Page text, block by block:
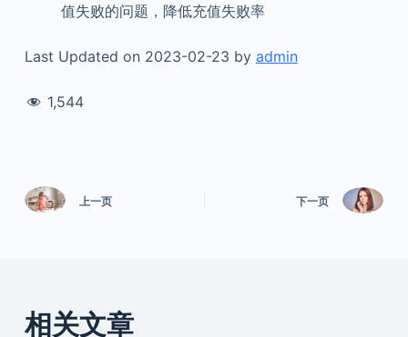
值失败的问题，降低充值失败率
Last Updated on 2023-02-23 by admin
1,544
上一页 下一页
相关文章